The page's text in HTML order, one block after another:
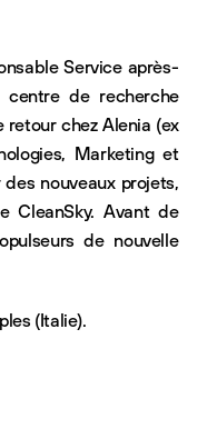
Service après-
de recherche
chez Alenia (ex
Marketing et
nouveaux projets,
CleanSky. Avant de
de nouvelle
(Italie).